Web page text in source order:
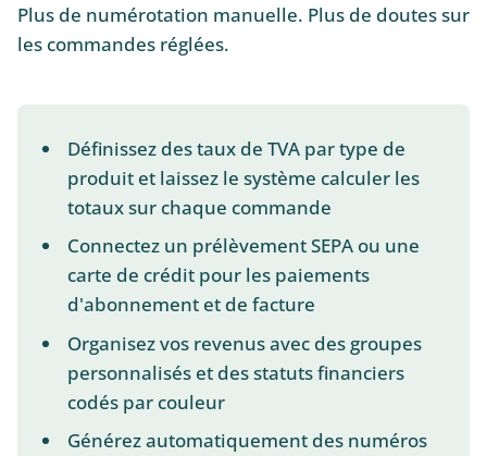
Plus de numérotation manuelle. Plus de doutes sur
les commandes réglées.
Définissez des taux de TVA par type de
produit et laissez le système calculer les
totaux sur chaque commande
Connectez un prélèvement SEPA ou une
carte de crédit pour les paiements
d'abonnement et de facture
Organisez vos revenus avec des groupes
personnalisés et des statuts financiers
codés par couleur
Générez automatiquement des numéros